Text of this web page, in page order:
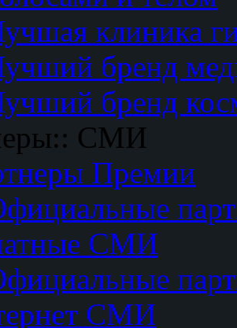
клиника
бренд
бренд
СМИ
Премии
СМИ
СМИ